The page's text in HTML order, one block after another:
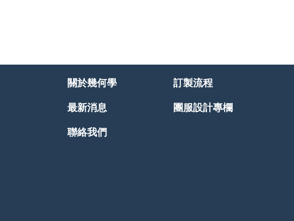
關於幾何學
訂製流程
最新消息
團服設計專欄
聯絡我們